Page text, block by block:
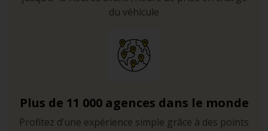
du véhicule
Plus de 11 000 agences dans le monde
Profitez d’une expérience simple grâce à des points